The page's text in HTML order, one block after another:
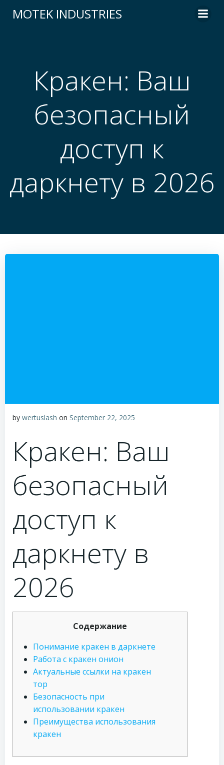
to
MOTEK INDUSTRIES
Кракен: Ваш
безопасный
доступ к
даркнету в 2026
by wertuslash on September 22, 2025
Кракен: Ваш
безопасный
доступ к
даркнету в
2026
Содержание
Понимание кракен в даркнете
Работа с кракен онион
Актуальные ссылки на кракен
тор
Безопасность при
использовании кракен
Преимущества использования
кракен